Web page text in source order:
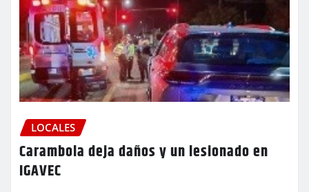
LOCALES
Carambola deja daños y un lesionado en
IGAVEC